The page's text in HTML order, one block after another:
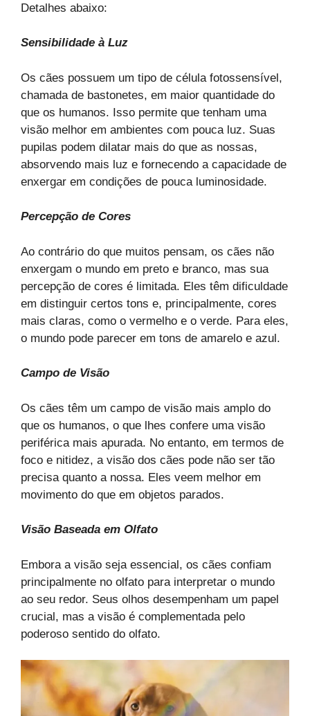
Detalhes abaixo:
Sensibilidade à Luz
Os cães possuem um tipo de célula fotossensível,
chamada de bastonetes, em maior quantidade do
que os humanos. Isso permite que tenham uma
visão melhor em ambientes com pouca luz. Suas
pupilas podem dilatar mais do que as nossas,
absorvendo mais luz e fornecendo a capacidade de
enxergar em condições de pouca luminosidade.
Percepção de Cores
Ao contrário do que muitos pensam, os cães não
enxergam o mundo em preto e branco, mas sua
percepção de cores é limitada. Eles têm dificuldade
em distinguir certos tons e, principalmente, cores
mais claras, como o vermelho e o verde. Para eles,
o mundo pode parecer em tons de amarelo e azul.
Campo de Visão
Os cães têm um campo de visão mais amplo do
que os humanos, o que lhes confere uma visão
periférica mais apurada. No entanto, em termos de
foco e nitidez, a visão dos cães pode não ser tão
precisa quanto a nossa. Eles veem melhor em
movimento do que em objetos parados.
Visão Baseada em Olfato
Embora a visão seja essencial, os cães confiam
principalmente no olfato para interpretar o mundo
ao seu redor. Seus olhos desempenham um papel
crucial, mas a visão é complementada pelo
poderoso sentido do olfato.